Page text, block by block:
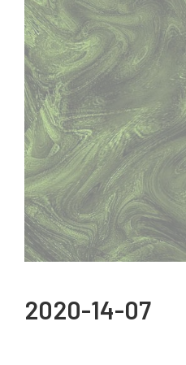
2020-14-07